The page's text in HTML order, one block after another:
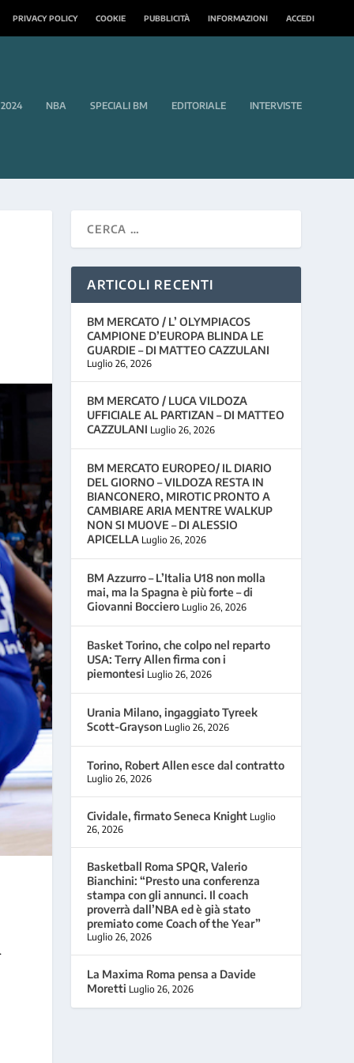
PRIVACY POLICY COOKIE PUBBLICITÀ INFORMAZIONI ACCEDI
NBA SPECIALI BM EDITORIALE INTERVISTE
ARTICOLI RECENTI
BM MERCATO / L’ OLYMPIACOS
CAMPIONE D’EUROPA BLINDA LE
GUARDIE – DI MATTEO CAZZULANI
Luglio 26, 2026
BM MERCATO / LUCA VILDOZA
UFFICIALE AL PARTIZAN – DI MATTEO
CAZZULANI Luglio 26, 2026
BM MERCATO EUROPEO/ IL DIARIO
DEL GIORNO – VILDOZA RESTA IN
BIANCONERO, MIROTIC PRONTO A
CAMBIARE ARIA MENTRE WALKUP
NON SI MUOVE – DI ALESSIO
APICELLA Luglio 26, 2026
BM Azzurro – L’Italia U18 non molla
mai, ma la Spagna è più forte – di
Giovanni Bocciero Luglio 26, 2026
Basket Torino, che colpo nel reparto
USA: Terry Allen firma con i
piemontesi Luglio 26, 2026
Urania Milano, ingaggiato Tyreek
Scott-Grayson Luglio 26, 2026
Torino, Robert Allen esce dal contratto
Luglio 26, 2026
Cividale, firmato Seneca Knight Luglio
26, 2026
Basketball Roma SPQR, Valerio
Bianchini: “Presto una conferenza
stampa con gli annunci. Il coach
proverrà dall’NBA ed è già stato
premiato come Coach of the Year”
Luglio 26, 2026
La Maxima Roma pensa a Davide
Moretti Luglio 26, 2026